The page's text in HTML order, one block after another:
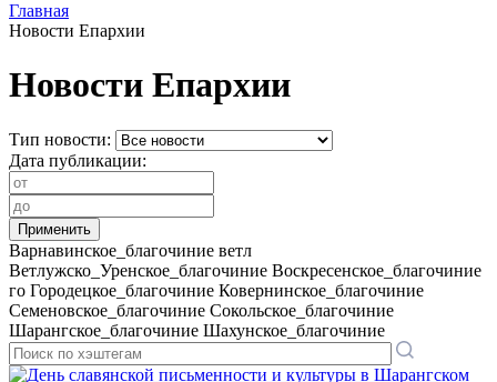
Главная
Новости Епархии
Новости Епархии
Тип новости:
Дата публикации:
Варнавинское_благочиние ветл
Ветлужско_Уренское_благочиние Воскресенское_благочиние
го Городецкое_благочиние Ковернинское_благочиние
Семеновское_благочиние Сокольское_благочиние
Шарангское_благочиние Шахунское_благочиние